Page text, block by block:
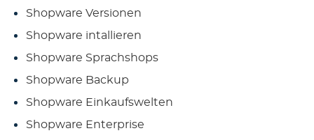
Shopware Versionen
Shopware intallieren
Shopware Sprachshops
Shopware Backup
Shopware Einkaufswelten
Shopware Enterprise